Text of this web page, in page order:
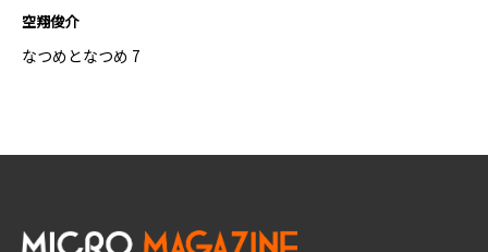
空翔俊介
なつめとなつめ 7